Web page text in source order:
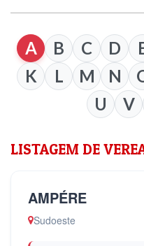
A B C D
K
L M N
U
V
LISTAGEM DE
AMPÉRE
Sudoeste